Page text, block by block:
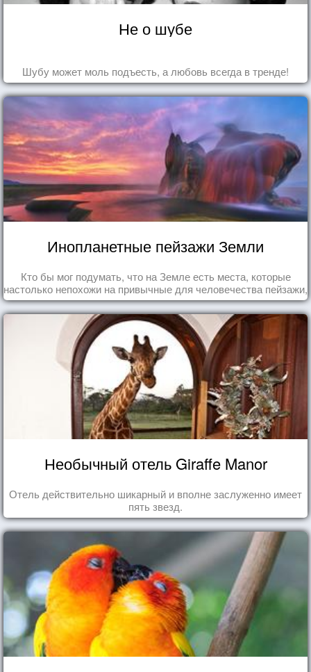
Не о шубе
Шубу может моль подъесть, а любовь всегда в тренде!
Инопланетные пейзажи Земли
Кто бы мог подумать, что на Земле есть места, которые
настолько непохожи на привычные для человечества пейзажи,
что кажутся и вовсе инопланетными!
Необычный отель Giraffe Manor
Отель действительно шикарный и вполне заслуженно имеет
пять звезд.